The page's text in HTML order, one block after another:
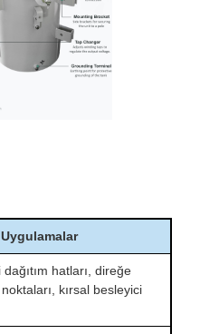
tek fazlı 120/240V servis
destekler.
kademe adımları, tankı
nominal kademenin
Uygulamalar
hatları, direğe
kırsal besleyici